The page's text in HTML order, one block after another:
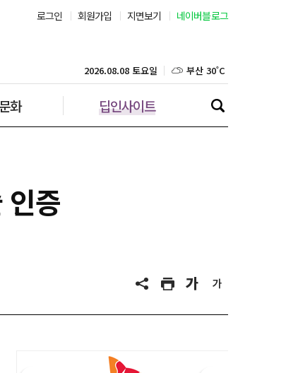
로그인 회원가입 지면보기 네이버블로그
문화 딥인사이트
2026.08.08 토요일 대구 30˚C
인천 30˚C
제주 29˚C
증